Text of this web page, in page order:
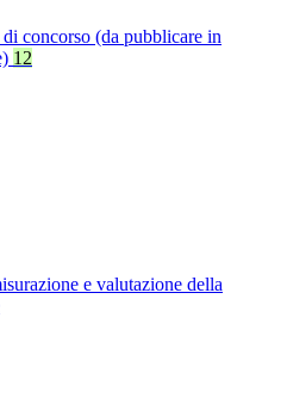
concorso (da pubblicare in
12
e valutazione della